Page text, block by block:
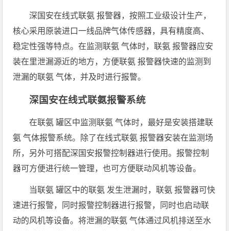
深国安在线式联氨 报警器，按照工业级设计生产，
核心采用原装进口一线品牌气体传感器，具有精度高、
稳定性强等特点。在监测联氨 气体时，联氨 报警器应安
装在里泄漏源近的地方，方便联氨 报警器快速的监测到
泄漏的联氨 气体，并及时进行报警。
深国安在线式联氨报警系统
在联氨 罐区中监测联氨 气体时，最好是安装搭建联
氨 气体报警系统。除了在线式联氨 报警器安装在监测场
所，另外可搭配深国安报警控制器进行使用。报警控制
器可方便进行统一管理，也可方便联动风机等设备。
当联氨 罐区中的联氨 发生泄漏时，联氨 报警器可快
速进行报警，同时报警控制器进行报警，同时也启动联
动的风机等设备。将泄漏的联氨 气体通过风机排送至水